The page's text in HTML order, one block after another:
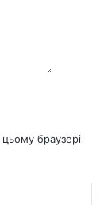
браузері